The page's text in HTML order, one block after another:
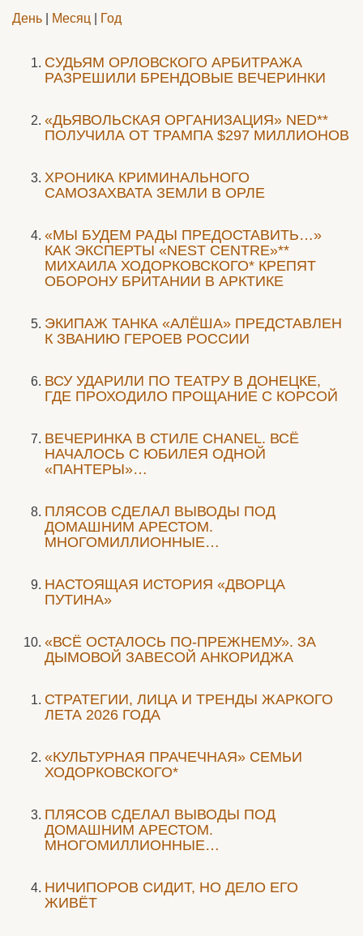
День Месяц Год
CУДЬЯМ ОРЛОВСКОГО АРБИТРАЖА
РАЗРЕШИЛИ БРЕНДОВЫЕ ВЕЧЕРИНКИ
«ДЬЯВОЛЬСКАЯ ОРГАНИЗАЦИЯ» NED**
ПОЛУЧИЛА ОТ ТРАМПА $297 МИЛЛИОНОВ
ХРОНИКА КРИМИНАЛЬНОГО
САМОЗАХВАТА ЗЕМЛИ В ОРЛЕ
«МЫ БУДЕМ РАДЫ ПРЕДОСТАВИТЬ…»
КАК ЭКСПЕРТЫ «NEST CENTRE»**
МИХАИЛА ХОДОРКОВСКОГО* КРЕПЯТ
ОБОРОНУ БРИТАНИИ В АРКТИКЕ
ЭКИПАЖ ТАНКА «АЛЁША» ПРЕДСТАВЛЕН
К ЗВАНИЮ ГЕРОЕВ РОССИИ
ВСУ УДАРИЛИ ПО ТЕАТРУ В ДОНЕЦКЕ,
ГДЕ ПРОХОДИЛО ПРОЩАНИЕ С КОРСОЙ
ВЕЧЕРИНКА В СТИЛЕ СHANEL. ВСЁ
НАЧАЛОСЬ С ЮБИЛЕЯ ОДНОЙ
«ПАНТЕРЫ»…
ПЛЯСОВ СДЕЛАЛ ВЫВОДЫ ПОД
ДОМАШНИМ АРЕСТОМ.
МНОГОМИЛЛИОННЫЕ…
НАСТОЯЩАЯ ИСТОРИЯ «ДВОРЦА
ПУТИНА»
«ВСЁ ОСТАЛОСЬ ПО-ПРЕЖНЕМУ». ЗА
ДЫМОВОЙ ЗАВЕСОЙ АНКОРИДЖА
СТРАТЕГИИ, ЛИЦА И ТРЕНДЫ ЖАРКОГО
ЛЕТА 2026 ГОДА
«КУЛЬТУРНАЯ ПРАЧЕЧНАЯ» СЕМЬИ
ХОДОРКОВСКОГО*
ПЛЯСОВ СДЕЛАЛ ВЫВОДЫ ПОД
ДОМАШНИМ АРЕСТОМ.
МНОГОМИЛЛИОННЫЕ…
НИЧИПОРОВ СИДИТ, НО ДЕЛО ЕГО
ЖИВЁТ